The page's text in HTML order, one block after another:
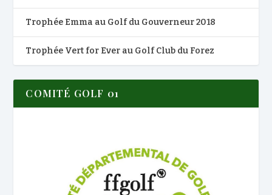
Trophée Emma au Golf du Gouverneur 2018
Trophée Vert for Ever au Golf Club du Forez
COMITÉ GOLF 01